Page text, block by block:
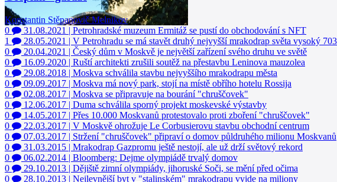
Konstantin Stěpanovič Melnikov
0
31.08.2021 | Petrohradské muzeum Ermitáž se pustí do obchodování s NFT
1
28.05.2021 | V Petrohradu se má stavět druhý nejvyšší mrakodrap světa vysoký
0
20.04.2021 | Český dům v Moskvě je největší zařízení svého druhu ve světě
0
16.09.2020 | Ruští architekti zrušili soutěž na přestavbu Leninova mauzolea
0
29.08.2018 | Moskva schválila stavbu nejvyššího mrakodrapu města
0
09.09.2017 | Moskva má nový park, stojí na místě obřího hotelu Rossija
0
02.08.2017 | Moskva se připravuje na bourání "chruščovek"
0
12.06.2017 | Duma schválila sporný projekt moskevské výstavby
0
14.05.2017 | Přes 10.000 Moskvanů protestovalo proti zboření "chruščovek"
0
22.03.2017 | V Moskvě ohrožuje Le Corbusierovu stavbu obchodní centrum
0
07.03.2017 | Stržení "chruščovek" připraví o domov půldruhého milionu Moskvanů
0
31.03.2015 | Mrakodrap Gazpromu ještě nestojí, ale už drží světový rekord
0
06.02.2014 | Bloomberg: Dejme olympiádě trvalý domov
0
29.10.2013 | Dějiště zimní olympiády, jihoruské Soči, se mění před očima
0
28.10.2013 | Nejlevnější byt v "stalinském" mrakodrapu vyjde na miliony